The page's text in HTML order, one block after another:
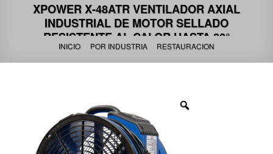
XPOWER X-48ATR VENTILADOR AXIAL
INDUSTRIAL DE MOTOR SELLADO
RESISTENTE AL CALOR HASTA 80°
INICIO POR INDUSTRIA RESTAURACION